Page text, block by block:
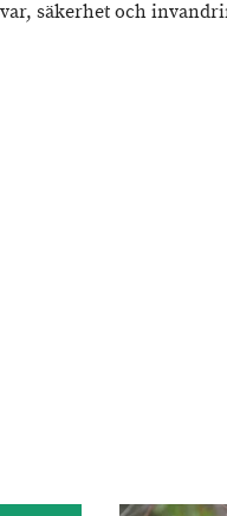
säkerhet och